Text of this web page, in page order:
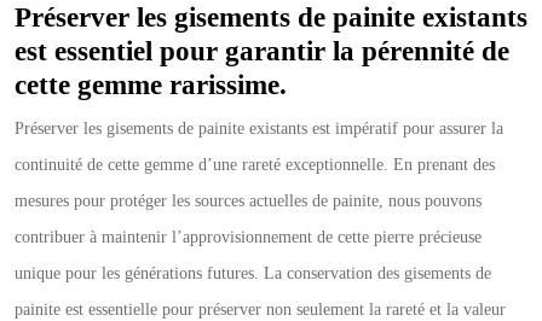
Préserver les gisements de painite existants
est essentiel pour garantir la pérennité de
cette gemme rarissime.
Préserver les gisements de painite existants est impératif pour assurer la
continuité de cette gemme d’une rareté exceptionnelle. En prenant des
mesures pour protéger les sources actuelles de painite, nous pouvons
contribuer à maintenir l’approvisionnement de cette pierre précieuse
unique pour les générations futures. La conservation des gisements de
painite est essentielle pour préserver non seulement la rareté et la valeur